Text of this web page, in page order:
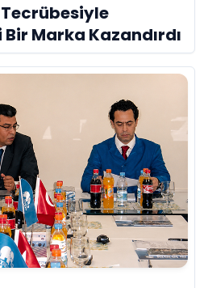
Tecrübesiyle
Bir Marka Kazandırdı